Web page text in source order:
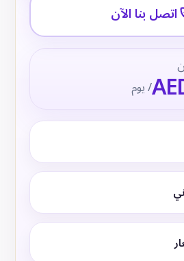
اتصل بنا الآن
/ يوم